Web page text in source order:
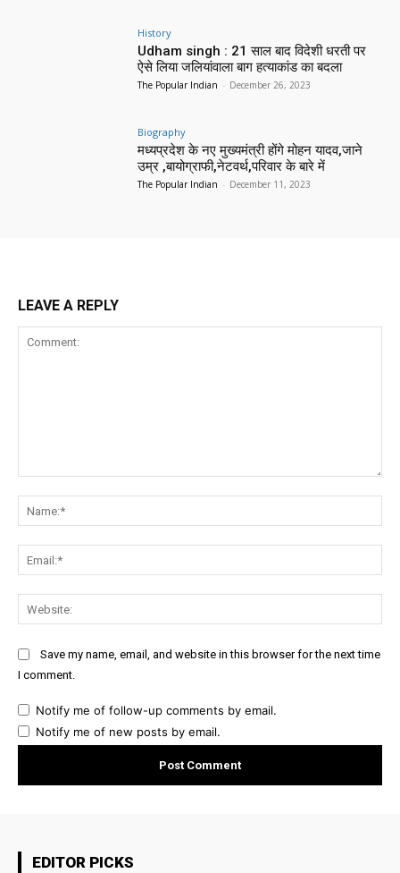
History
Udham singh : 21 साल बाद विदेशी धरती पर
ऐसे लिया जलियांवाला बाग हत्याकांड का बदला
The Popular Indian - December 26, 2023
Biography
मध्यप्रदेश के नए मुख्यमंत्री होंगे मोहन यादव,जाने
उम्र ,बायोग्राफी,नेटवर्थ,परिवार के बारे में
The Popular Indian - December 11, 2023
LEAVE A REPLY
Save my name, email, and website in this browser for the next time
I comment.
Notify me of follow-up comments by email.
Notify me of new posts by email.
EDITOR PICKS